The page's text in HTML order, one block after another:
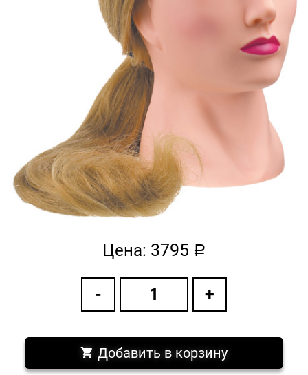
Цена: 3795 a
Добавить в корзину